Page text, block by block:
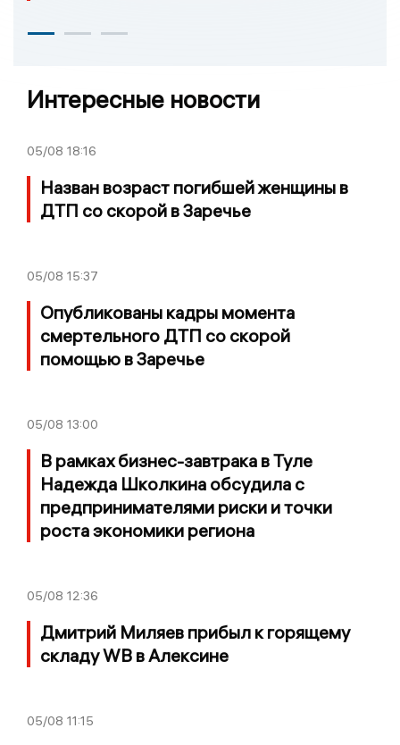
Интересные новости
05/08 18:16
Назван возраст погибшей женщины в
ДТП со скорой в Заречье
05/08 15:37
Опубликованы кадры момента
смертельного ДТП со скорой
помощью в Заречье
05/08 13:00
В рамках бизнес-завтрака в Туле
Надежда Школкина обсудила с
предпринимателями риски и точки
роста экономики региона
05/08 12:36
Дмитрий Миляев прибыл к горящему
складу WB в Алексине
05/08 11:15